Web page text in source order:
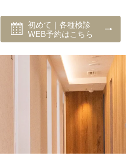
初めて｜各種検診
WEB予約はこちら